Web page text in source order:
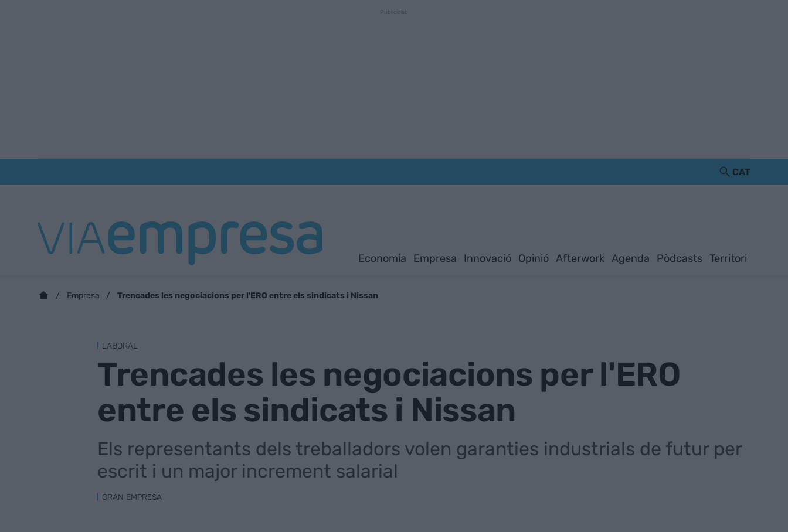
CAT
Economia Empresa Innovació Opinió Afterwork Agenda Pòdcasts Territori
Empresa Trencades les negociacions per l'ERO entre els sindicats i Nissan
LABORAL
Trencades les negociacions per l'ERO
entre els sindicats i Nissan
Els representants dels treballadors volen garanties industrials de futur per
escrit i un major increment salarial
GRAN EMPRESA